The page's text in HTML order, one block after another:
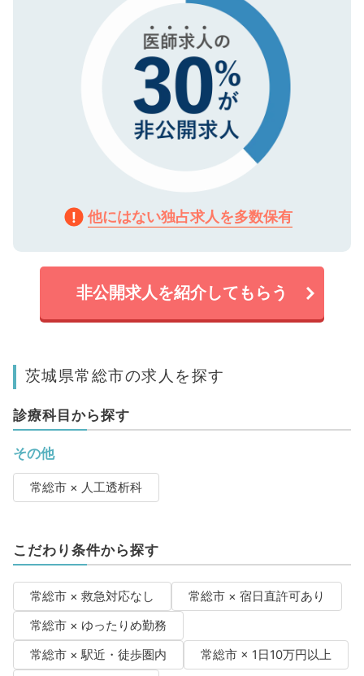
他にはない独占求人を多数保有
非公開求人を紹介してもらう
茨城県常総市の求人を探す
診療科目から探す
その他
常総市 × 人工透析科
こだわり条件から探す
常総市 × 救急対応なし
常総市 × 宿日直許可あり
常総市 × ゆったりめ勤務
常総市 × 駅近・徒歩圏内
常総市 × 1日10万円以上